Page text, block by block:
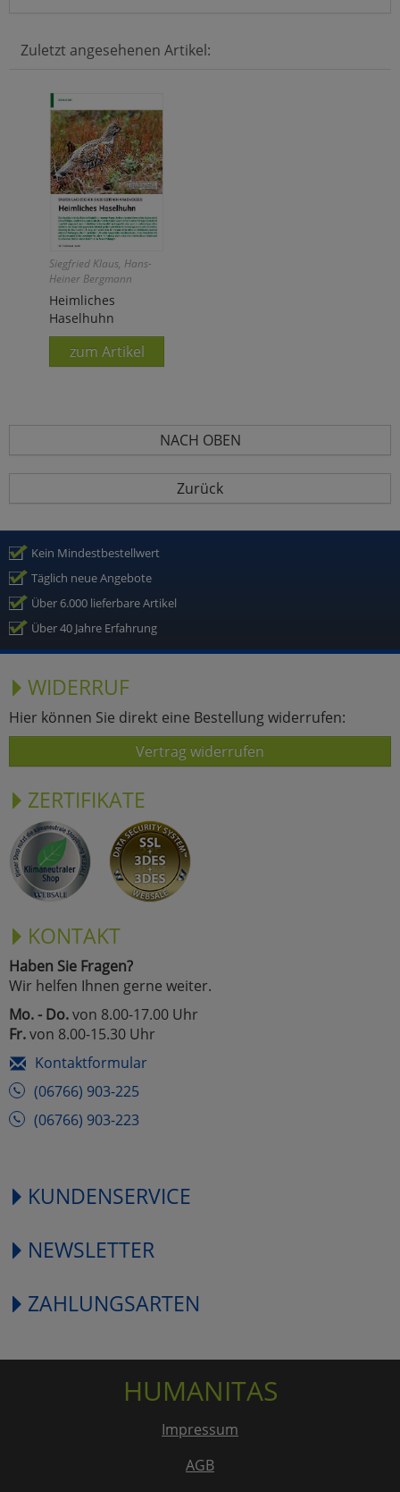
Zuletzt angesehenen Artikel:
Siegfried Klaus, Hans-
Heiner Bergmann
Heimliches
Haselhuhn
zum Artikel
NACH OBEN
Zurück
Kein Mindestbestellwert
Täglich neue Angebote
Über 6.000 lieferbare Artikel
Über 40 Jahre Erfahrung
WIDERRUF
Hier können Sie direkt eine Bestellung widerrufen:
Vertrag widerrufen
ZERTIFIKATE
KONTAKT
Haben Sie Fragen?
Wir helfen Ihnen gerne weiter.
Mo. - Do.von 8.00-17.00 Uhr
Fr.von 8.00-15.30 Uhr
Kontaktformular
(06766) 903-225
(06766) 903-223
KUNDENSERVICE
NEWSLETTER
ZAHLUNGSARTEN
HUMANITAS
Impressum
AGB